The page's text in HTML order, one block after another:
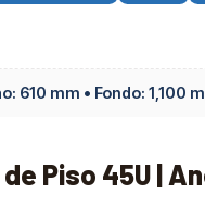
610 mm • Fondo: 1,100
Piso 45U |